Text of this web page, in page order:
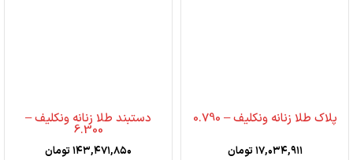
پلاک طلا زنانه ونکلیف – 0.790
۱۷,۰۳۴,۹۱۱تومان
دستبند طلا زنانه ونکلیف –
6.300
۱۴۳,۴۷۱,۸۵۰تومان